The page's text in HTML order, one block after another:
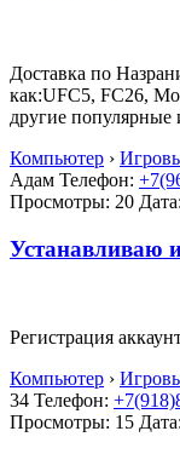
Доставка по
как:UFC5, FC26,
другие популярные
Компьютер ›
Адам Телефон:
Просмотры: 20 Дата:
Устанавливаю
Регистрация
Компьютер ›
34 Телефон:
Просмотры: 15 Дата: